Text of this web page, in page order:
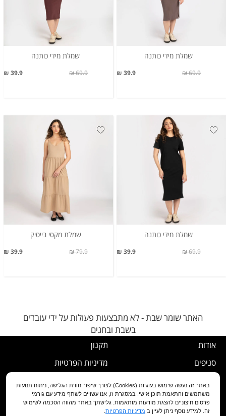
שמלת מידי כותנה
39.9 ₪ 69.9 ₪
שמלת מידי כותנה
39.9 ₪ 69.9 ₪
שמלת מידי כותנה
39.9 ₪ 69.9 ₪
שמלת מקסי בייסיק
39.9 ₪ 79.9 ₪
האתר שומר שבת - לא מתבצעות פעולות על ידי עובדים
בשבת ובחגים
אודות
סניפים
שירות לקוחות
תקנון
מדיניות הפרטיות
נוהל ביטול עסקה
מדיניות החלפה/החזרה/ביטול
באתר זה נעשה שימוש בעוגיות (Cookies) לצורך שיפור חווית הגלישה, ניתוח תנועות
משתמשים והתאמת תוכן אישי. במסגרת זו, אנו עשויים לשתף מידע עם גורמי
פרסום חיצוניים להצגת מודעות מותאמות. גלישתך באתר מהווה הסכמה לשימוש
זה. למידע נוסף ניתן לעיין ב מדיניות הפרטיות